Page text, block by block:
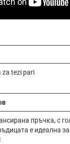
za tezi pari
пръчка, с
е идеална